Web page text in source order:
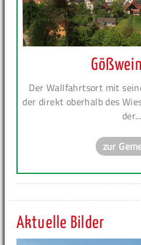
Der Wallfahrtsort mit
der direkt oberhalb des
der...
zur
Aktuelle Bilder